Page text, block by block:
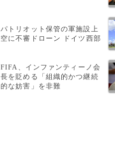
パトリオット保管の軍施設上
空に不審ドローン ドイツ西部
FIFA、インファンティーノ会
長を貶める「組織的かつ継続
的な妨害」を非難